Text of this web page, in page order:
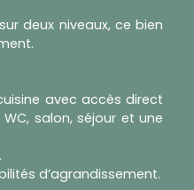
deux niveaux, ce bien
avec accès direct
salon, séjour et une
d’agrandissement.